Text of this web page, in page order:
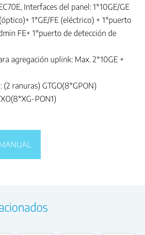
Interfaces del panel: 1*10GE/GE
1*GE/FE (eléctrico) + 1*puerto
FE+ 1*puerto de detección de
agregación uplink: Max. 2*10GE +
(2 ranuras) GTGO(8*GPON)
PON1)